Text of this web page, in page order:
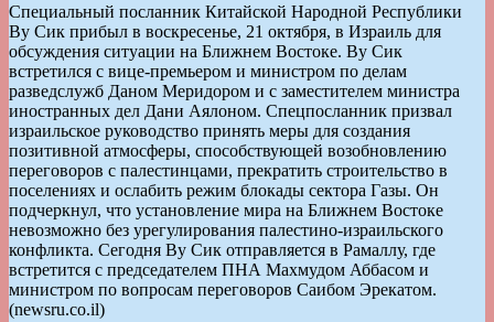
Специальный посланник Китайской Народной Республики
Ву Сик прибыл в воскресенье, 21 октября, в Израиль для
обсуждения ситуации на Ближнем Востоке. Ву Сик
встретился с вице-премьером и министром по делам
разведслужб Даном Меридором и с заместителем министра
иностранных дел Дани Аялоном. Спецпосланник призвал
израильское руководство принять меры для создания
позитивной атмосферы, способствующей возобновлению
переговоров с палестинцами, прекратить строительство в
поселениях и ослабить режим блокады сектора Газы. Он
подчеркнул, что установление мира на Ближнем Востоке
невозможно без урегулирования палестино-израильского
конфликта. Сегодня Ву Сик отправляется в Рамаллу, где
встретится с председателем ПНА Махмудом Аббасом и
министром по вопросам переговоров Саибом Эрекатом.
(newsru.co.il)